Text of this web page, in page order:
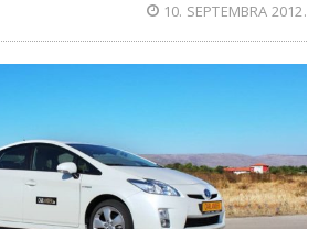
10. SEPTEMBRA 2012.